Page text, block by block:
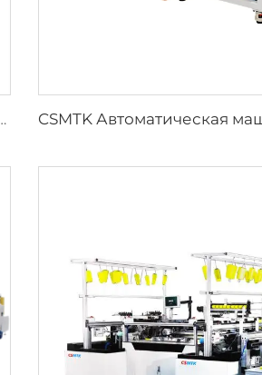
ультразвуковая машина для ручного отрывания полотенец